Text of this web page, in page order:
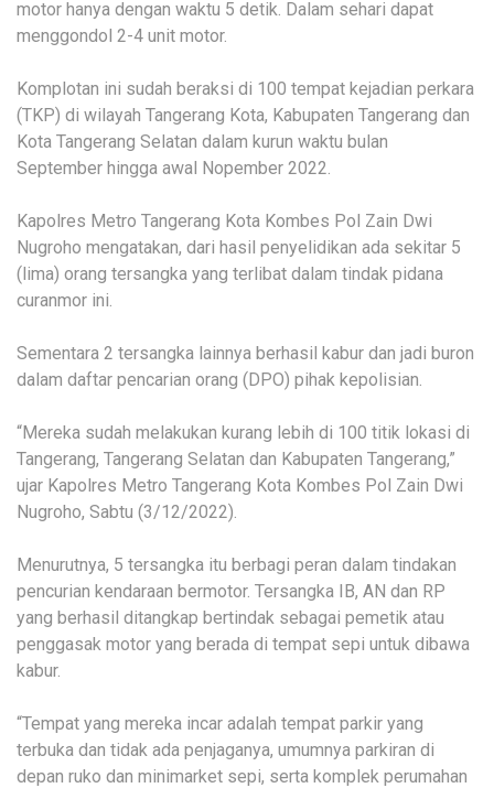
motor hanya dengan waktu 5 detik. Dalam sehari dapat
menggondol 2-4 unit motor.
Komplotan ini sudah beraksi di 100 tempat kejadian perkara
(TKP) di wilayah Tangerang Kota, Kabupaten Tangerang dan
Kota Tangerang Selatan dalam kurun waktu bulan
September hingga awal Nopember 2022.
Kapolres Metro Tangerang Kota Kombes Pol Zain Dwi
Nugroho mengatakan, dari hasil penyelidikan ada sekitar 5
(lima) orang tersangka yang terlibat dalam tindak pidana
curanmor ini.
Sementara 2 tersangka lainnya berhasil kabur dan jadi buron
dalam daftar pencarian orang (DPO) pihak kepolisian.
“Mereka sudah melakukan kurang lebih di 100 titik lokasi di
Tangerang, Tangerang Selatan dan Kabupaten Tangerang,”
ujar Kapolres Metro Tangerang Kota Kombes Pol Zain Dwi
Nugroho, Sabtu (3/12/2022).
Menurutnya, 5 tersangka itu berbagi peran dalam tindakan
pencurian kendaraan bermotor. Tersangka IB, AN dan RP
yang berhasil ditangkap bertindak sebagai pemetik atau
penggasak motor yang berada di tempat sepi untuk dibawa
kabur.
“Tempat yang mereka incar adalah tempat parkir yang
terbuka dan tidak ada penjaganya, umumnya parkiran di
depan ruko dan minimarket sepi, serta komplek perumahan